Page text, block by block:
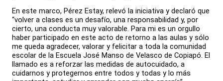
En este marco, Pérez Estay, relevó la iniciativa y declaró que
“volver a clases es un desafío, una responsabilidad y, por
cierto, una conducta muy valorable. Para mi es un orgullo
haber participado en este acto de retorno a las aulas y sólo
me queda agradecer, valorar y felicitar a toda la comunidad
escolar de la Escuela José Manso de Velasco de Copiapó. El
llamado es a reforzar las medidas de autocuidado, a
cuidarnos y protegernos entre todos y todas y lo más